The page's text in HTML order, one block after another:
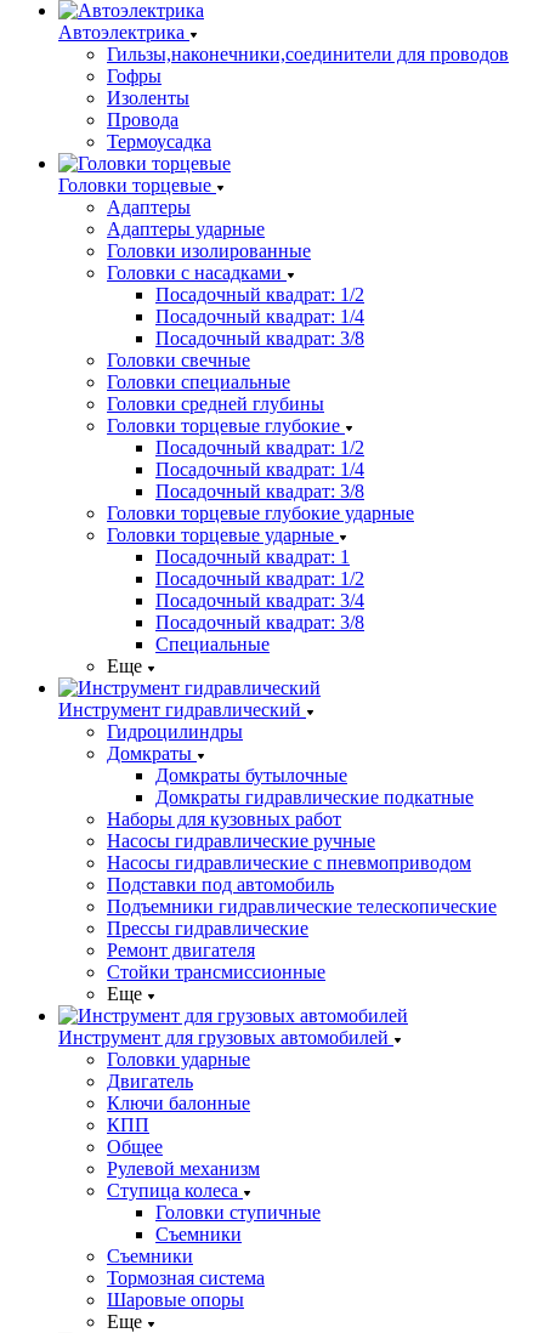
Автоэлектрика
Гильзы,наконечники,соединители для проводов
Гофры
Изоленты
Провода
Термоусадка
Головки торцевые
Адаптеры
Адаптеры ударные
Головки изолированные
Головки с насадками
Посадочный квадрат: 1/2
Посадочный квадрат: 1/4
Посадочный квадрат: 3/8
Головки свечные
Головки специальные
Головки средней глубины
Головки торцевые глубокие
Посадочный квадрат: 1/2
Посадочный квадрат: 1/4
Посадочный квадрат: 3/8
Головки торцевые глубокие ударные
Головки торцевые ударные
Посадочный квадрат: 1
Посадочный квадрат: 1/2
Посадочный квадрат: 3/4
Посадочный квадрат: 3/8
Специальные
Еще
Инструмент гидравлический
Гидроцилиндры
Домкраты
Домкраты бутылочные
Домкраты гидравлические подкатные
Наборы для кузовных работ
Насосы гидравлические ручные
Насосы гидравлические с пневмоприводом
Подставки под автомобиль
Подъемники гидравлические телескопические
Прессы гидравлические
Ремонт двигателя
Стойки трансмиссионные
Еще
Инструмент для грузовых автомобилей
Головки ударные
Двигатель
Ключи балонные
КПП
Общее
Рулевой механизм
Ступица колеса
Головки ступичные
Съемники
Съемники
Тормозная система
Шаровые опоры
Еще